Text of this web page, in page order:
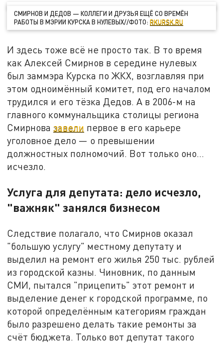
СМИРНОВ И ДЕДОВ — КОЛЛЕГИ И ДРУЗЬЯ ЕЩЁ СО ВРЕМЁН
РАБОТЫ В МЭРИИ КУРСКА В НУЛЕВЫХ//ФОТО:RKURSK.RU
И здесь тоже всё не просто так. В то время
как Алексей Смирнов в середине нулевых
был заммэра Курска по ЖКХ, возглавляя при
этом одноимённый комитет, под его началом
трудился и его тёзка Дедов. А в 2006-м на
главного коммунальщика столицы региона
Смирновазавели первое в его карьере
уголовное дело — о превышении
должностных полномочий. Вот только оно…
исчезло.
Услуга для депутата: дело исчезло,
"важняк" занялся бизнесом
Следствие полагало, что Смирнов оказал
"большую услугу" местному депутату и
выделил на ремонт его жилья 250 тыс. рублей
из городской казны. Чиновник, по данным
СМИ, пытался "прицепить" этот ремонт и
выделение денег к городской программе, по
которой определённым категориям граждан
было разрешено делать такие ремонты за
счёт бюджета. Только вот депутат такого